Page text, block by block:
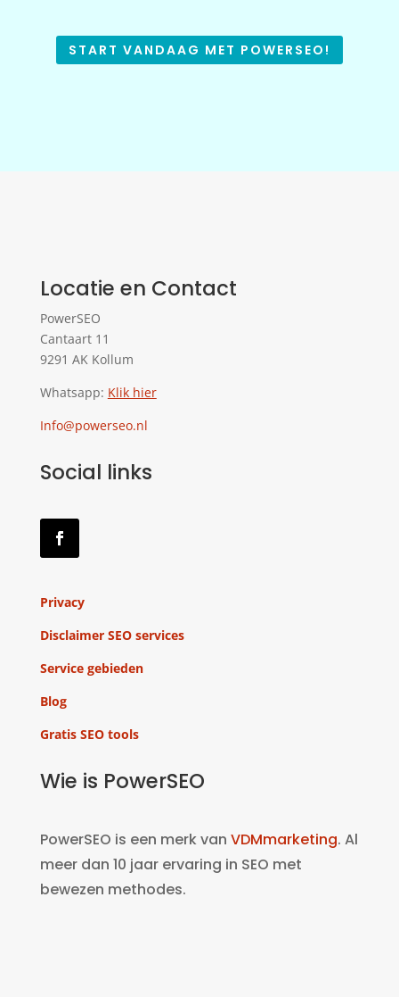
START VANDAAG MET POWERSEO!
Locatie en Contact
PowerSEO
Cantaart 11
9291 AK Kollum
Whatsapp: Klik hier
Info@powerseo.nl
Social links
Privacy
Disclaimer SEO services
Service gebieden
Blog
Gratis SEO tools
Wie is PowerSEO
PowerSEO is een merk van VDMmarketing. Al
meer dan 10 jaar ervaring in SEO met
bewezen methodes.